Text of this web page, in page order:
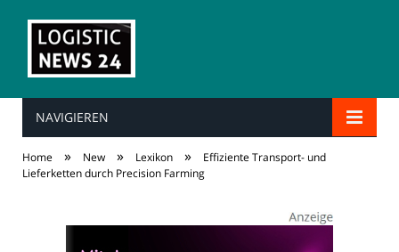
NAVIGIEREN
Home » New » Lexikon »
Effiziente Transport- und
Lieferketten durch Precision Farming